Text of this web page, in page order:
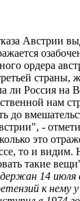
Австрии
ордера
страны,
ли Россия на
нам
до
-
это
то и
такие
14
к нему